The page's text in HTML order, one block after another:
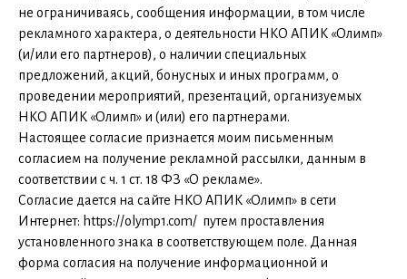
не ограничиваясь, сообщения информации, в том числе
рекламного характера, о деятельности НКО АПИК «Олимп»
(и/или его партнеров), о наличии специальных
предложений, акций, бонусных и иных программ, о
проведении мероприятий, презентаций, организуемых
НКО АПИК «Олимп» и (или) его партнерами.
Настоящее согласие признается моим письменным
согласием на получение рекламной рассылки, данным в
соответствии с ч. 1 ст. 18 ФЗ «О рекламе».
Согласие дается на сайте НКО АПИК «Олимп» в сети
Интернет: https://olymp1.com/ путем проставления
установленного знака в соответствующем поле. Данная
форма согласия на получение информационной и